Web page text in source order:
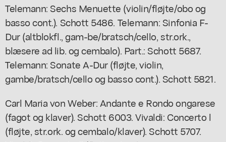
Telemann: Sechs Menuette (violin/fløjte/obo og
basso cont.). Schott 5486. Telemann: Sinfonia F-
Dur (altblokfl., gam-be/bratsch/cello, str.ork.,
blæsere ad lib. og cembalo). Part.: Schott 5687.
Telemann: Sonate A-Dur (fløjte, violin,
gambe/bratsch/cello og basso cont.). Schott 5821.
Carl Maria von Weber: Andante e Rondo ongarese
(fagot og klaver). Schott 6003. Vivaldi: Concerto l
(fløjte, str.ork. og cembalo/klaver). Schott 5707.